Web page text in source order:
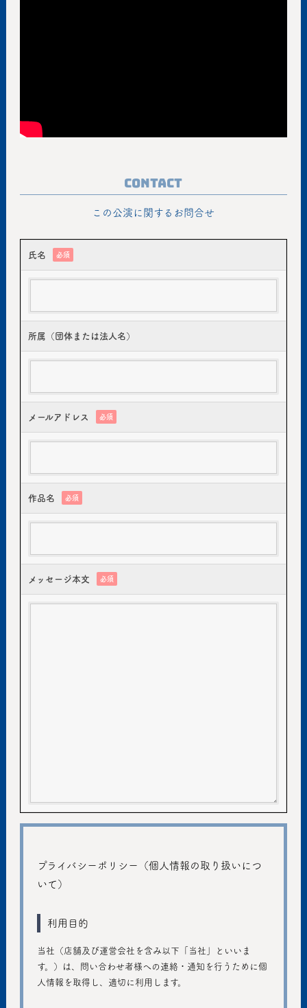
Contact
この公演に関するお問合せ
氏名 必須
所属（団体または法人名）
メールアドレス 必須
作品名 必須
メッセージ本文 必須
プライバシーポリシー（個人情報の取り扱いにつ
いて）
利用目的
当社（店舗及び運営会社を含み以下「当社」といいま
す。）は、問い合わせ者様への連絡・通知を行うために個
人情報を取得し、適切に利用します。